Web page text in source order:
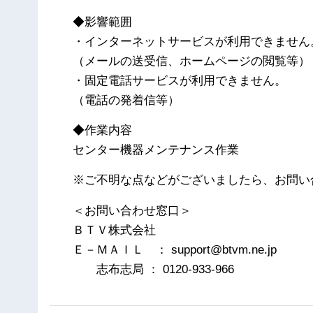
◆影響範囲
・インターネットサービスが利用できません
（メールの送受信、ホームページの閲覧等）
・固定電話サービスが利用できません。
（電話の発着信等）
◆作業内容
センター機器メンテナンス作業
※ご不明な点などがございましたら、お問い
＜お問い合わせ窓口＞
ＢＴＶ株式会社
Ｅ－ＭＡＩＬ ： support@btvm.ne.jp
志布志局 ： 0120-933-966